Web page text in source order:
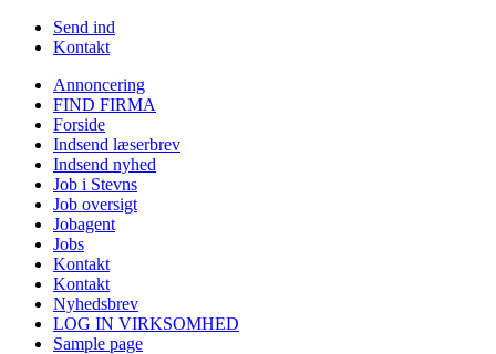
Send ind
Kontakt
Annoncering
FIND FIRMA
Forside
Indsend læserbrev
Indsend nyhed
Job i Stevns
Job oversigt
Jobagent
Jobs
Kontakt
Kontakt
Nyhedsbrev
LOG IN VIRKSOMHED
Sample page